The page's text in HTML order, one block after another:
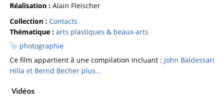
Réalisation : Alain Fleischer
Collection : Contacts
Thématique : arts plastiques & beaux-arts
photographie
Ce film appartient à une compilation incluant : John Baldessari
Hilla et Bernd Becher plus...
Vidéos